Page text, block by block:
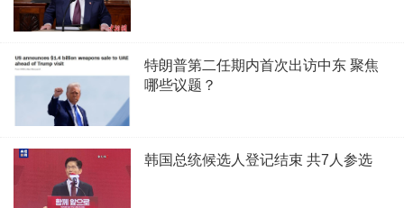
特朗普第二任期内首次出访中东 聚焦
哪些议题？
韩国总统候选人登记结束 共7人参选